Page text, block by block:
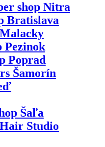
shop Nitra
Bratislava
Pezinok
Poprad
Šamorín
Šaľa
Studio